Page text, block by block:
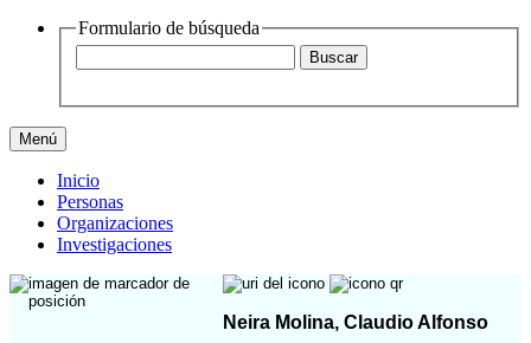
Formulario de búsqueda
Menú
Inicio
Personas
Organizaciones
Investigaciones
Neira Molina, Claudio Alfonso